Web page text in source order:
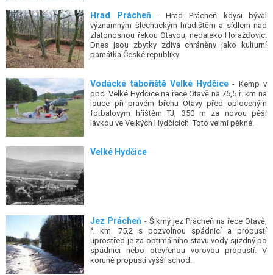
Hrad Prácheň- Hrad Prácheň kdysi býval
významným šlechtickým hradištěm a sídlem nad
zlatonosnou řekou Otavou, nedaleko Horažďovic.
Dnes jsou zbytky zdiva chráněny jako kulturní
památka České republiky.
Vodácké tábořiště Velké Hydčice - Kemp v
obci Velké Hydčice na řece Otavě na 75,5 ř. km na
louce při pravém břehu Otavy před oploceným
fotbalovým hřištěm TJ, 350 m za novou pěší
lávkou ve Velkých Hydčicích. Toto velmi pěkné...
Velké Hydčice
Jez Prácheň - Šikmý jez Prácheň na řece Otavě,
ř. km. 75,2 s pozvolnou spádnicí a propustí
uprostřed je za optimálního stavu vody sjízdný po
spádnici nebo otevřenou vorovou propustí. V
koruně propusti vyšší schod.